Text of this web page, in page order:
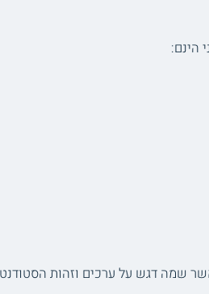
הינם:
שמה דגש על ערכים וזהות